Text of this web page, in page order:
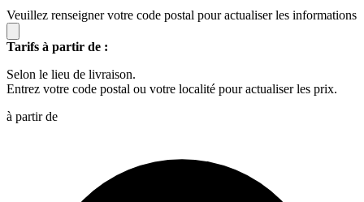
Veuillez renseigner votre code postal pour actualiser les informations
Tarifs à partir de :
Selon le lieu de livraison.
Entrez votre code postal ou votre localité pour actualiser les prix.
à partir de